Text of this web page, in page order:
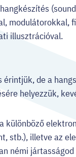
modulátorokkal,
illusztrációval.
de a
helyezzük,
különböző
stb.), illetve az
némi